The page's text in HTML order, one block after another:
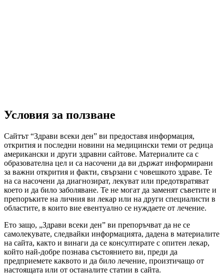
Условия за ползване
Сайтът “Здрави всеки ден” ви предоставя информация,
открития и последни новини на медицински теми от редица
американски и други здравни сайтове. Материалите са с
образователна цел и са насочени да ви държат информирани
за важни открития и факти, свързани с човешкото здраве. Те
на са насочени да диагнозират, лекуват или предотвратяват
което и да било заболяване. Те не могат да заменят съветите и
препоръките на личния ви лекар или на други специалисти в
областите, в които вие евентуално се нуждаете от лечение.
Ето защо, „Здрави всеки ден” ви препоръчват да не се
самолекувате, следвайки информацията, дадена в материалите
на сайта, както и винаги да се консултирате с опитен лекар,
който най-добре познава състоянието ви, преди да
предприемете каквото и да било лечение, произтичащо от
настоящата или от останалите статии в сайта.